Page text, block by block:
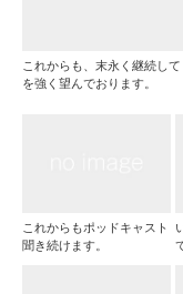
これからも、末永く継続して
を強く望んでおります。
これからもポッドキャスト
聞き続けます。